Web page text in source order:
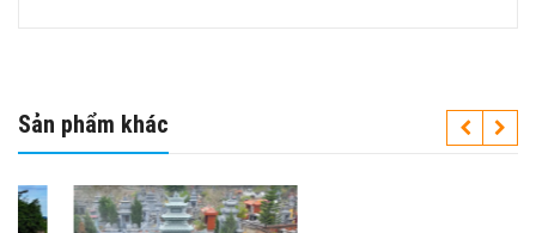
Sản phẩm khác